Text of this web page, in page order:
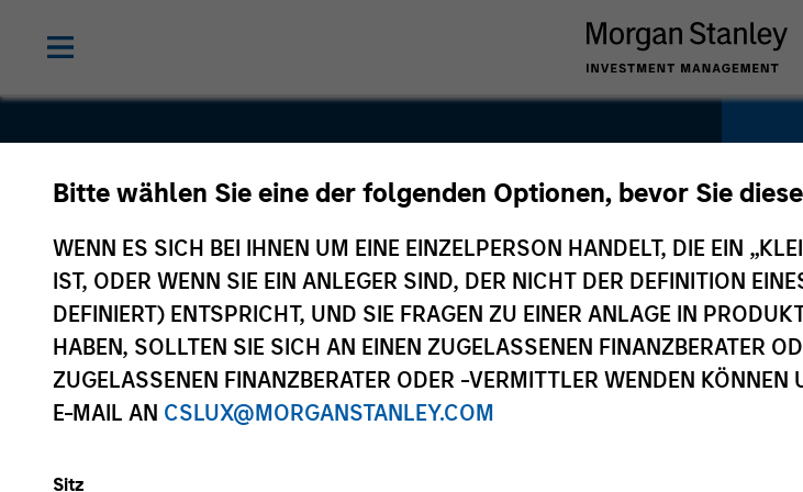
Bitte wählen Sie eine der folgenden Optionen, bevor Sie
WENN ES SICH BEI IHNEN UM EINE EINZELPERSON HANDELT, DIE EIN
IST, ODER WENN SIE EIN ANLEGER SIND, DER NICHT DER DEFINITION
DEFINIERT) ENTSPRICHT, UND SIE FRAGEN ZU EINER ANLAGE IN
HABEN, SOLLTEN SIE SICH AN EINEN ZUGELASSENEN FINANZBERATER
ZUGELASSENEN FINANZBERATER ODER -VERMITTLER WENDEN
E-MAIL AN CSLUX@MORGANSTANLEY.COM
Sitz
Socialware